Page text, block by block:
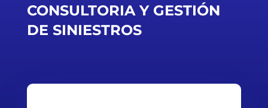
CONSULTORIA Y GESTIÓN
DE SINIESTROS